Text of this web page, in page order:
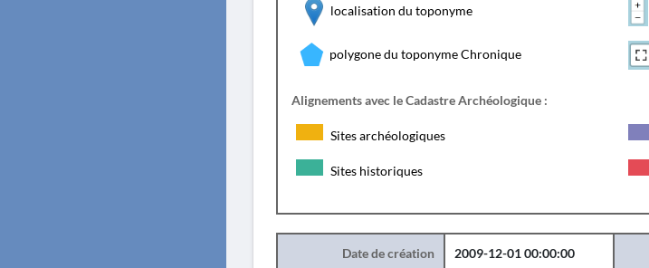
localisation du toponyme
polygone du toponyme Chronique
Alignements avec le Cadastre Archéologique :
Sites archéologiques
Sites historiques
Date de création 2009-12-01 00:00:00